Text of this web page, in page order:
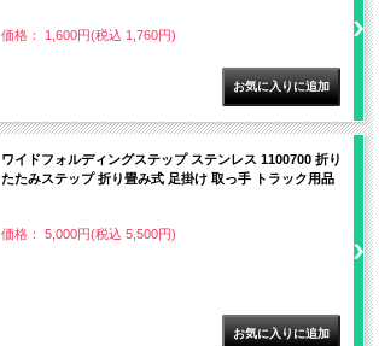
価格： 1,600円(税込 1,760円)
ワイドフォルディングステップ ステンレス 1100700 折り
たたみステップ 折り畳み式 足掛け 取っ手 トラック用品
価格： 5,000円(税込 5,500円)